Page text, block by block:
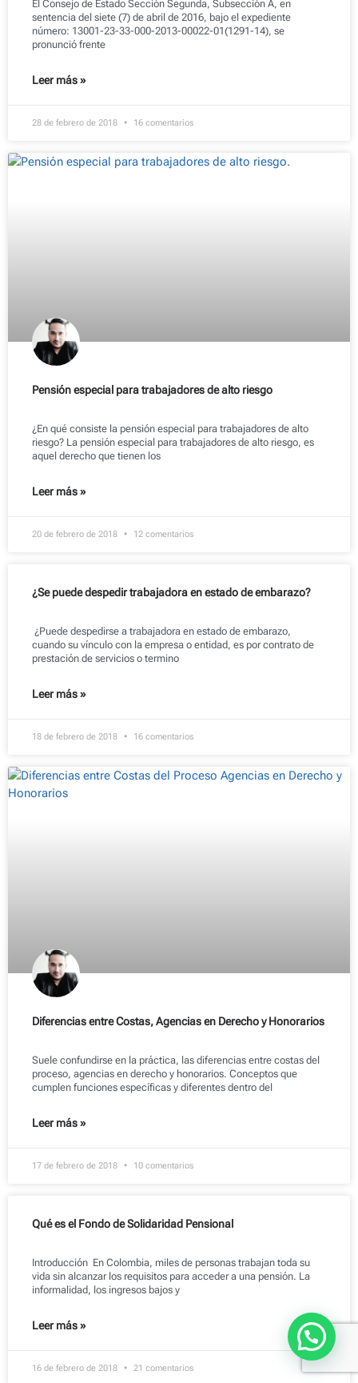
El Consejo de Estado Sección Segunda, Subsección A, en
sentencia del siete (7) de abril de 2016, bajo el expediente
número: 13001-23-33-000-2013-00022-01(1291-14), se
pronunció frente
Leer más »
28 de febrero de 2018 16 comentarios
Pensión especial para trabajadores de alto riesgo
¿En qué consiste la pensión especial para trabajadores de alto
riesgo? La pensión especial para trabajadores de alto riesgo, es
aquel derecho que tienen los
Leer más »
20 de febrero de 2018 12 comentarios
¿Se puede despedir trabajadora en estado de embarazo?
¿Puede despedirse a trabajadora en estado de embarazo,
cuando su vínculo con la empresa o entidad, es por contrato de
prestación de servicios o termino
Leer más »
18 de febrero de 2018 16 comentarios
Diferencias entre Costas, Agencias en Derecho y Honorarios
Suele confundirse en la práctica, las diferencias entre costas del
proceso, agencias en derecho y honorarios. Conceptos que
cumplen funciones específicas y diferentes dentro del
Leer más »
17 de febrero de 2018 10 comentarios
Qué es el Fondo de Solidaridad Pensional
Introducción En Colombia, miles de personas trabajan toda su
vida sin alcanzar los requisitos para acceder a una pensión. La
informalidad, los ingresos bajos y
Leer más »
16 de febrero de 2018 21 comentarios
1